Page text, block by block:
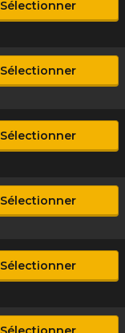
Sélectionner
Sélectionner
Sélectionner
Sélectionner
Sélectionner